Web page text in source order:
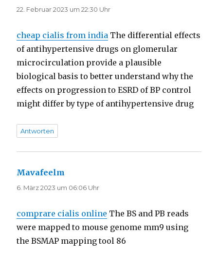
22. Februar 2023 um 22:30 Uhr
cheap cialis from india The differential effects
of antihypertensive drugs on glomerular
microcirculation provide a plausible
biological basis to better understand why the
effects on progression to ESRD of BP control
might differ by type of antihypertensive drug
Antworten
Mavafeelm
6. März 2023 um 06:06 Uhr
comprare cialis online The BS and PB reads
were mapped to mouse genome mm9 using
the BSMAP mapping tool 86